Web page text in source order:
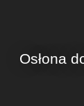
Osłona